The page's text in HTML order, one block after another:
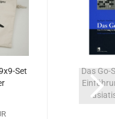
Set
Das Go-